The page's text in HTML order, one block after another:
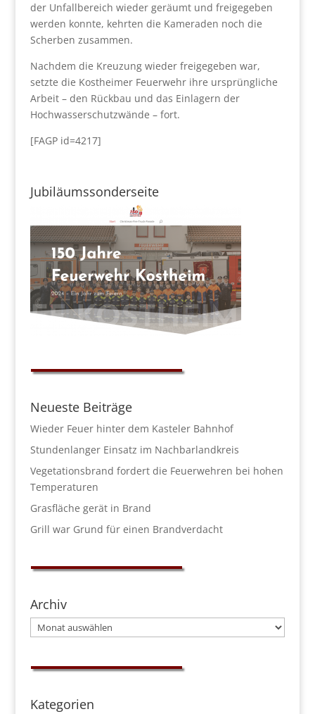
der Unfallbereich wieder geräumt und freigegeben
werden konnte, kehrten die Kameraden noch die
Scherben zusammen.
Nachdem die Kreuzung wieder freigegeben war,
setzte die Kostheimer Feuerwehr ihre ursprüngliche
Arbeit – den Rückbau und das Einlagern der
Hochwasserschutzwände – fort.
[FAGP id=4217]
Jubiläumssonderseite
Neueste Beiträge
Wieder Feuer hinter dem Kasteler Bahnhof
Stundenlanger Einsatz im Nachbarlandkreis
Vegetationsbrand fordert die Feuerwehren bei hohen
Temperaturen
Grasfläche gerät in Brand
Grill war Grund für einen Brandverdacht
Archiv
Archiv
Kategorien